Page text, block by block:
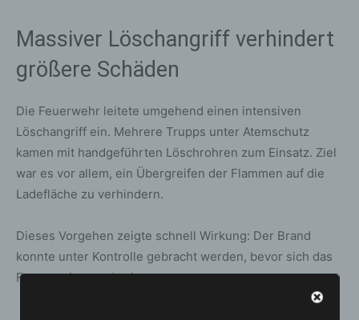
Massiver Löschangriff verhindert
größere Schäden
Die Feuerwehr leitete umgehend einen intensiven
Löschangriff ein. Mehrere Trupps unter Atemschutz
kamen mit handgeführten Löschrohren zum Einsatz. Ziel
war es vor allem, ein Übergreifen der Flammen auf die
Ladefläche zu verhindern.
Dieses Vorgehen zeigte schnell Wirkung: Der Brand
konnte unter Kontrolle gebracht werden, bevor sich das
Feuer weiter ausbreitete.